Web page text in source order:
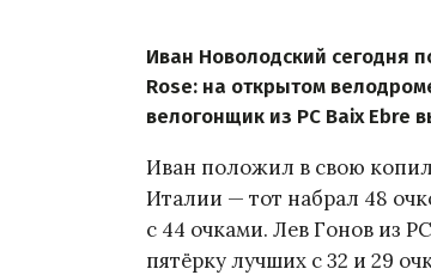
Иван Новолодский сегодня
Rose: на открытом
велогонщик из PC Baix Ebre
Иван положил в свою
Италии — тот набрал 48
с 44 очками. Лев Гонов из
пятёрку лучших с 32 и 29